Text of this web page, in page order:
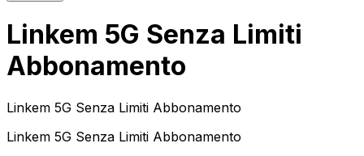
Linkem 5G Senza Limiti
Abbonamento
Linkem 5G Senza Limiti Abbonamento
Linkem 5G Senza Limiti Abbonamento